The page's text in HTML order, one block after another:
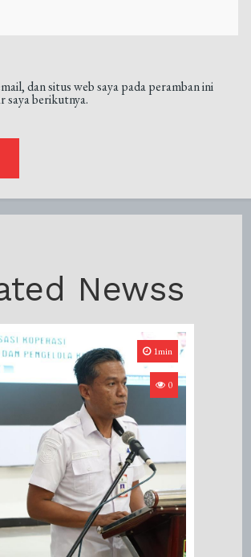
dan situs web saya pada peramban ini
saya berikutnya.
Newss
1min
0